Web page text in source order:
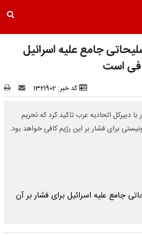
جامع علیه اسرائیل
است
کد خبر: 1321902
دبیرکل اتحادیه عرب تاکید کرد که تحریم
برای فشار بر این رژیم کافی خواهد بود.